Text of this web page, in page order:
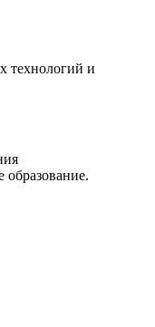
технологий и